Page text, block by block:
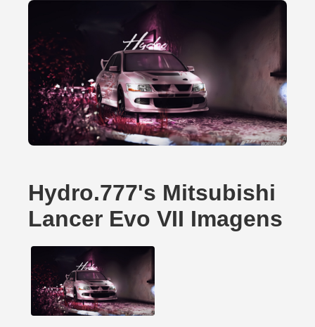
Hydro.777's Mitsubishi
Lancer Evo VII Imagens